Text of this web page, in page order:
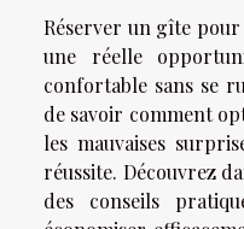
Réserver un gîte
une réelle
confortable sans se
de savoir comment
les mauvaises
réussite. Découvrez
des conseils